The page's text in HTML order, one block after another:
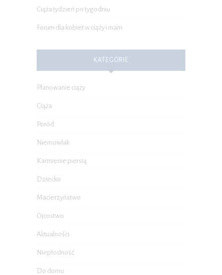
Ciąża tydzień po tygodniu
Forum dla kobiet w ciąży i mam
KATEGORIE
Planowanie ciąży
Ciąża
Poród
Niemowlak
Karmienie piersią
Dziecko
Macierzyństwo
Ojcostwo
Aktualności
Niepłodność
Do domu